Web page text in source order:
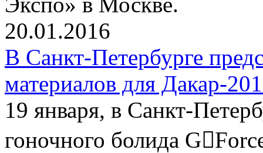
20.01.2016
В Санкт-Петербурге
материалов для Дакар-
19 января, в Санкт-
гоночного болида